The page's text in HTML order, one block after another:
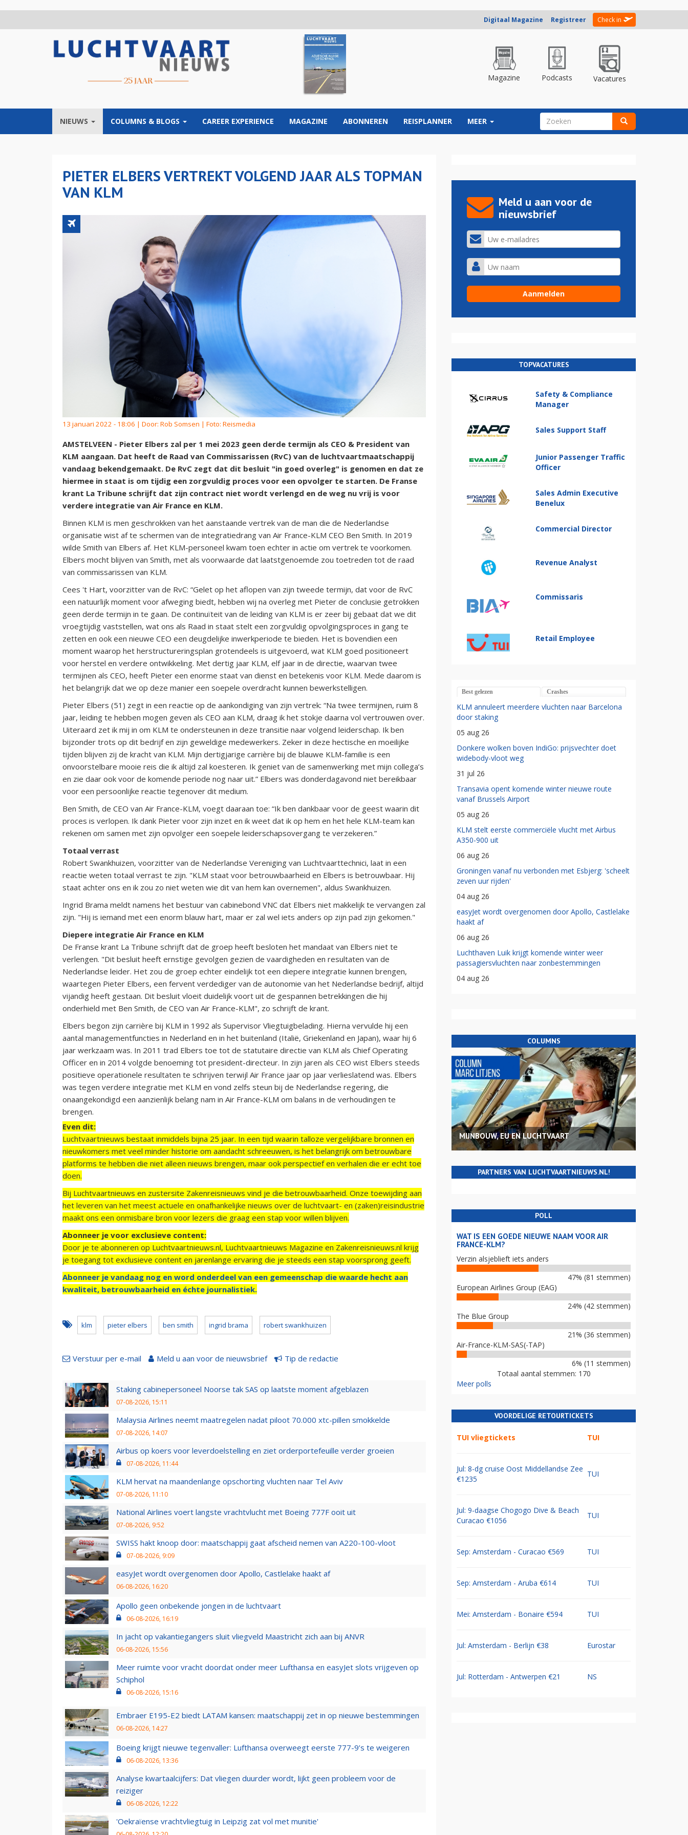
Digitaal Magazine Registreer Check in
Magazine Podcasts Vacatures
NIEUWS COLUMNS & BLOGS CAREER EXPERIENCE MAGAZINE ABONNEREN REISPLANNER MEER ZOEKVELD
PIETER ELBERS VERTREKT VOLGEND JAAR ALS TOPMAN
VAN KLM
13 januari 2022 - 18:06 | Door: Rob Somsen | Foto: Reismedia
AMSTELVEEN - Pieter Elbers zal per 1 mei 2023 geen derde termijn als CEO & President van
KLM aangaan. Dat heeft de Raad van Commissarissen (RvC) van de luchtvaartmaatschappij
vandaag bekendgemaakt. De RvC zegt dat dit besluit "in goed overleg" is genomen en dat ze
hiermee in staat is om tijdig een zorgvuldig proces voor een opvolger te starten. De Franse
krant La Tribune schrijft dat zijn contract niet wordt verlengd en de weg nu vrij is voor
verdere integratie van Air France en KLM.
Binnen KLM is men geschrokken van het aanstaande vertrek van de man die de Nederlandse
organisatie wist af te schermen van de integratiedrang van Air France-KLM CEO Ben Smith. In 2019
wilde Smith van Elbers af. Het KLM-personeel kwam toen echter in actie om vertrek te voorkomen.
Elbers mocht blijven van Smith, met als voorwaarde dat laatstgenoemde zou toetreden tot de raad
van commissarissen van KLM.
Cees 't Hart, voorzitter van de RvC: “Gelet op het aflopen van zijn tweede termijn, dat voor de RvC
een natuurlijk moment voor afweging biedt, hebben wij na overleg met Pieter de conclusie getrokken
geen derde termijn in te gaan. De continuïteit van de leiding van KLM is er zeer bij gebaat dat we dit
vroegtijdig vaststellen, wat ons als Raad in staat stelt een zorgvuldig opvolgingsproces in gang te
zetten en ook een nieuwe CEO een deugdelijke inwerkperiode te bieden. Het is bovendien een
moment waarop het herstructureringsplan grotendeels is uitgevoerd, wat KLM goed positioneert
voor herstel en verdere ontwikkeling. Met dertig jaar KLM, elf jaar in de directie, waarvan twee
termijnen als CEO, heeft Pieter een enorme staat van dienst en betekenis voor KLM. Mede daarom is
het belangrijk dat we op deze manier een soepele overdracht kunnen bewerkstelligen.
Pieter Elbers (51) zegt in een reactie op de aankondiging van zijn vertrek: “Na twee termijnen, ruim 8
jaar, leiding te hebben mogen geven als CEO aan KLM, draag ik het stokje daarna vol vertrouwen over.
Uiteraard zet ik mij in om KLM te ondersteunen in deze transitie naar volgend leiderschap. Ik ben
bijzonder trots op dit bedrijf en zijn geweldige medewerkers. Zeker in deze hectische en moeilijke
tijden blijven zij de kracht van KLM. Mijn dertigjarige carrière bij de blauwe KLM-familie is een
onvoorstelbare mooie reis die ik altijd zal koesteren. Ik geniet van de samenwerking met mijn collega’s
en zie daar ook voor de komende periode nog naar uit.” Elbers was donderdagavond niet bereikbaar
voor een persoonlijke reactie tegenover dit medium.
Ben Smith, de CEO van Air France-KLM, voegt daaraan toe: “Ik ben dankbaar voor de geest waarin dit
proces is verlopen. Ik dank Pieter voor zijn inzet en ik weet dat ik op hem en het hele KLM-team kan
rekenen om samen met zijn opvolger een soepele leiderschapsovergang te verzekeren.”
Totaal verrast
Robert Swankhuizen, voorzitter van de Nederlandse Vereniging van Luchtvaarttechnici, laat in een
reactie weten totaal verrast te zijn. "KLM staat voor betrouwbaarheid en Elbers is betrouwbaar. Hij
staat achter ons en ik zou zo niet weten wie dit van hem kan overnemen", aldus Swankhuizen.
Ingrid Brama meldt namens het bestuur van cabinebond VNC dat Elbers niet makkelijk te vervangen zal
zijn. "Hij is iemand met een enorm blauw hart, maar er zal wel iets anders op zijn pad zijn gekomen."
Diepere integratie Air France en KLM
De Franse krant La Tribune schrijft dat de groep heeft besloten het mandaat van Elbers niet te
verlengen. "Dit besluit heeft ernstige gevolgen gezien de vaardigheden en resultaten van de
Nederlandse leider. Het zou de groep echter eindelijk tot een diepere integratie kunnen brengen,
waartegen Pieter Elbers, een fervent verdediger van de autonomie van het Nederlandse bedrijf, altijd
vijandig heeft gestaan. Dit besluit vloeit duidelijk voort uit de gespannen betrekkingen die hij
onderhield met Ben Smith, de CEO van Air France-KLM", zo schrijft de krant.
Elbers begon zijn carrière bij KLM in 1992 als Supervisor Vliegtuigbelading. Hierna vervulde hij een
aantal managementfuncties in Nederland en in het buitenland (Italië, Griekenland en Japan), waar hij 6
jaar werkzaam was. In 2011 trad Elbers toe tot de statutaire directie van KLM als Chief Operating
Officer en in 2014 volgde benoeming tot president-directeur. In zijn jaren als CEO wist Elbers steeds
positieve operationele resultaten te schrijven terwijl Air France jaar op jaar verlieslatend was. Elbers
was tegen verdere integratie met KLM en vond zelfs steun bij de Nederlandse regering, die
onaangekondigd een aanzienlijk belang nam in Air France-KLM om balans in de verhoudingen te
brengen.
Even dit:
Luchtvaartnieuws bestaat inmiddels bijna 25 jaar. In een tijd waarin talloze vergelijkbare bronnen en
nieuwkomers met veel minder historie om aandacht schreeuwen, is het belangrijk om betrouwbare
platforms te hebben die niet alleen nieuws brengen, maar ook perspectief en verhalen die er echt toe
doen.
Bij Luchtvaartnieuws en zustersite Zakenreisnieuws vind je die betrouwbaarheid. Onze toewijding aan
het leveren van het meest actuele en onafhankelijke nieuws over de luchtvaart- en (zaken)reisindustrie
maakt ons een onmisbare bron voor lezers die graag een stap voor willen blijven.
Abonneer je voor exclusieve content:
Door je te abonneren op Luchtvaartnieuws.nl, Luchtvaartnieuws Magazine en Zakenreisnieuws.nl krijg
je toegang tot exclusieve content en jarenlange ervaring die je steeds een stap voorsprong geeft.
Abonneer je vandaag nog en word onderdeel van een gemeenschap die waarde hecht aan
kwaliteit, betrouwbaarheid en échte journalistiek.
klm pieter elbers ben smith ingrid brama robert swankhuizen
Verstuur per e-mail Meld u aan voor de nieuwsbrief Tip de redactie
Staking cabinepersoneel Noorse tak SAS op laatste moment afgeblazen
07-08-2026, 15:11
Malaysia Airlines neemt maatregelen nadat piloot 70.000 xtc-pillen smokkelde
07-08-2026, 14:07
Airbus op koers voor leverdoelstelling en ziet orderportefeuille verder groeien
07-08-2026, 11:44
KLM hervat na maandenlange opschorting vluchten naar Tel Aviv
07-08-2026, 11:10
National Airlines voert langste vrachtvlucht met Boeing 777F ooit uit
07-08-2026, 9:52
SWISS hakt knoop door: maatschappij gaat afscheid nemen van A220-100-vloot
07-08-2026, 9:09
easyJet wordt overgenomen door Apollo, Castlelake haakt af
06-08-2026, 16:20
Apollo geen onbekende jongen in de luchtvaart
06-08-2026, 16:19
In jacht op vakantiegangers sluit vliegveld Maastricht zich aan bij ANVR
06-08-2026, 15:56
Meer ruimte voor vracht doordat onder meer Lufthansa en easyJet slots vrijgeven op
Schiphol
06-08-2026, 15:16
Embraer E195-E2 biedt LATAM kansen: maatschappij zet in op nieuwe bestemmingen
06-08-2026, 14:27
Boeing krijgt nieuwe tegenvaller: Lufthansa overweegt eerste 777-9’s te weigeren
06-08-2026, 13:36
Analyse kwartaalcijfers: Dat vliegen duurder wordt, lijkt geen probleem voor de
reiziger
06-08-2026, 12:22
'Oekraïense vrachtvliegtuig in Leipzig zat vol met munitie'
Meld u aan voor de
nieuwsbrief
TOPVACATURES
Safety & Compliance
Manager
Sales Support Staff
Junior Passenger Traffic
Officer
Sales Admin Executive
Benelux
Commercial Director
Revenue Analyst
Commissaris
Retail Employee
Best gelezen Crashes
KLM annuleert meerdere vluchten naar Barcelona
door staking
05 aug 26
Donkere wolken boven IndiGo: prijsvechter doet
widebody-vloot weg
31 jul 26
Transavia opent komende winter nieuwe route
vanaf Brussels Airport
05 aug 26
KLM stelt eerste commerciële vlucht met Airbus
A350-900 uit
06 aug 26
Groningen vanaf nu verbonden met Esbjerg: 'scheelt
zeven uur rijden'
04 aug 26
easyJet wordt overgenomen door Apollo, Castlelake
haakt af
06 aug 26
Luchthaven Luik krijgt komende winter weer
passagiersvluchten naar zonbestemmingen
04 aug 26
COLUMNS
MIJNBOUW, EU EN LUCHTVAART
PARTNERS VAN LUCHTVAARTNIEUWS.NL!
POLL
WAT IS EEN GOEDE NIEUWE NAAM VOOR AIR
FRANCE-KLM?
Verzin alsjeblieft iets anders
47% (81 stemmen)
European Airlines Group (EAG)
24% (42 stemmen)
The Blue Group
21% (36 stemmen)
Air-France-KLM-SAS(-TAP)
6% (11 stemmen)
Totaal aantal stemmen: 170
Meer polls
VOORDELIGE RETOURTICKETS
TUI vliegtickets TUI
Jul: 8-dg cruise Oost Middellandse Zee
€1235
TUI
Jul: 9-daagse Chogogo Dive & Beach
Curacao €1056
TUI
Sep: Amsterdam - Curacao €569 TUI
Sep: Amsterdam - Aruba €614 TUI
Mei: Amsterdam - Bonaire €594 TUI
Jul: Amsterdam - Berlijn €38 Eurostar
Jul: Rotterdam - Antwerpen €21 NS